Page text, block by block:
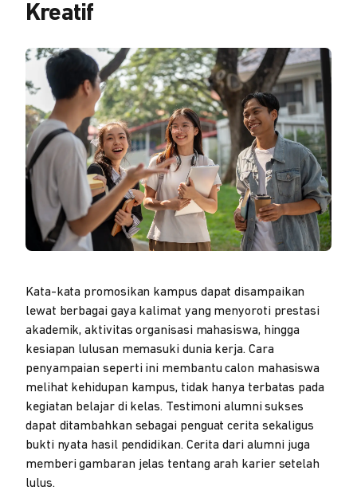
Kreatif
Kata-kata promosikan kampus dapat disampaikan
lewat berbagai gaya kalimat yang menyoroti prestasi
akademik, aktivitas organisasi mahasiswa, hingga
kesiapan lulusan memasuki dunia kerja. Cara
penyampaian seperti ini membantu calon mahasiswa
melihat kehidupan kampus, tidak hanya terbatas pada
kegiatan belajar di kelas. Testimoni alumni sukses
dapat ditambahkan sebagai penguat cerita sekaligus
bukti nyata hasil pendidikan. Cerita dari alumni juga
memberi gambaran jelas tentang arah karier setelah
lulus.